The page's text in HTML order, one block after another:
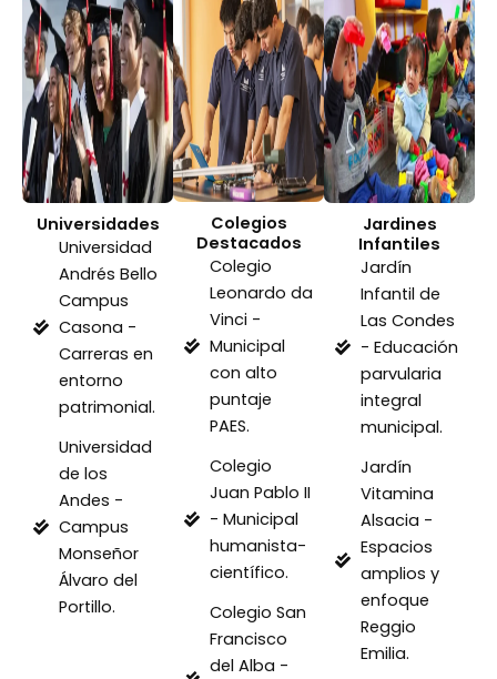
Universidades
Universidad
Andrés Bello
Campus
Casona -
Carreras en
entorno
patrimonial.
Universidad
de los
Andes -
Campus
Monseñor
Álvaro del
Portillo.
Colegios
Destacados
Colegio
Leonardo da
Vinci -
Municipal
con alto
puntaje
PAES.
Colegio
Juan Pablo II
- Municipal
humanista-
científico.
Colegio San
Francisco
del Alba -
Jardines
Infantiles
Jardín
Infantil de
Las Condes
- Educación
parvularia
integral
municipal.
Jardín
Vitamina
Alsacia -
Espacios
amplios y
enfoque
Reggio
Emilia.